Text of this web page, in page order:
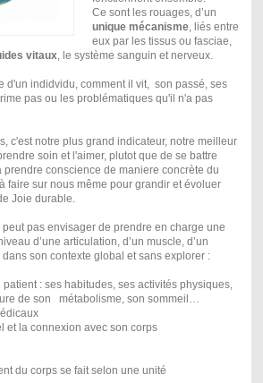
Ce sont les rouages, d’un
unique mécanisme, liés entre
eux par les tissus ou fasciae,
vitaux, le système sanguin et nerveux.
d'un indidvidu, comment il vit, son passé, ses
pas ou les problématiques qu'il n'a pas
c'est notre plus grand indicateur, notre meilleur
soin et l'aimer, plutot que de se battre
prendre conscience de maniere concrète du
faire sur nous même pour grandir et évoluer
Joie durable.
peut pas envisager de prendre en charge une
d’une articulation, d’un muscle, d’un
son contexte global et sans explorer :
patient : ses habitudes, ses activités physiques,
de son métabolisme, son sommeil…
et la connexion avec son corps
du corps se fait selon une unité